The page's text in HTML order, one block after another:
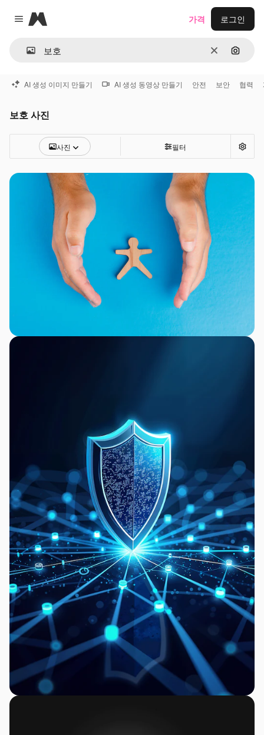
Close menu
Magnific
지우기이미지
가격 로그인
AI 생성 이미지 만들기 AI 생성 동영상 만들기 안전 보안 협력
보호 사진
사진 필터